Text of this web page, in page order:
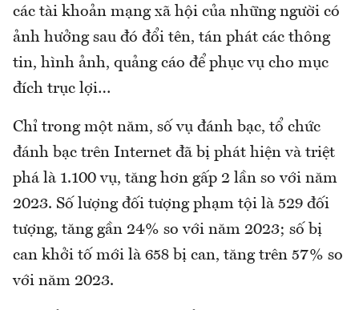
các tài khoản mạng xã hội của những người có
ảnh hưởng sau đó đổi tên, tán phát các thông
tin, hình ảnh, quảng cáo để phục vụ cho mục
đích trục lợi…
Chỉ trong một năm, số vụ đánh bạc, tổ chức
đánh bạc trên Internet đã bị phát hiện và triệt
phá là 1.100 vụ, tăng hơn gấp 2 lần so với năm
2023. Số lượng đối tượng phạm tội là 529 đối
tượng, tăng gần 24% so với năm 2023; số bị
can khởi tố mới là 658 bị can, tăng trên 57% so
với năm 2023.